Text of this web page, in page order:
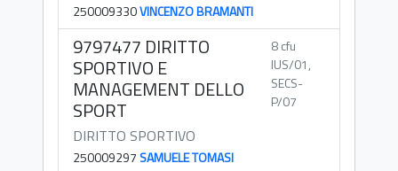
250009330VINCENZO BRAMANTI
9797477 DIRITTO
SPORTIVO E
MANAGEMENT DELLO
SPORT
8 cfu
IUS/01,
SECS-
P/07
DIRITTO SPORTIVO
250009297 SAMUELE TOMASI